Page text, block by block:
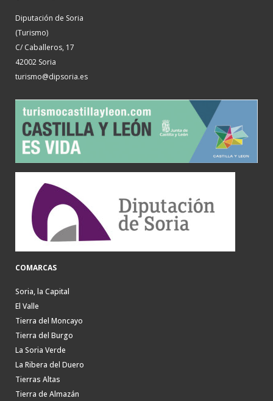
Diputación de Soria
(Turismo)
C/ Caballeros, 17
42002 Soria
turismo@dipsoria.es
COMARCAS
Soria, la Capital
El Valle
Tierra del Moncayo
Tierra del Burgo
La Soria Verde
La Ribera del Duero
Tierras Altas
Tierra de Almazán